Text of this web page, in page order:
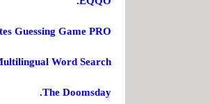
Guessing Game PRO.
Word Search.
The Doomsday.